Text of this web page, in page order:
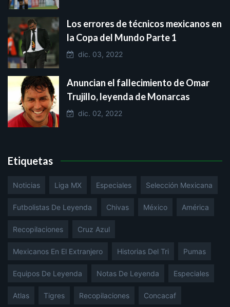
Los errores de técnicos mexicanos en
la Copa del Mundo Parte 1
dic. 03, 2022
Anuncian el fallecimiento de Omar
Trujillo, leyenda de Monarcas
dic. 02, 2022
Etiquetas
Noticias Liga MX Especiales Selección Mexicana
Futbolistas De Leyenda Chivas México América
Recopilaciones Cruz Azul
Mexicanos En El Extranjero Historias Del Tri Pumas
Equipos De Leyenda Notas De Leyenda Especiales
Atlas Tigres Recopilaciones Concacaf